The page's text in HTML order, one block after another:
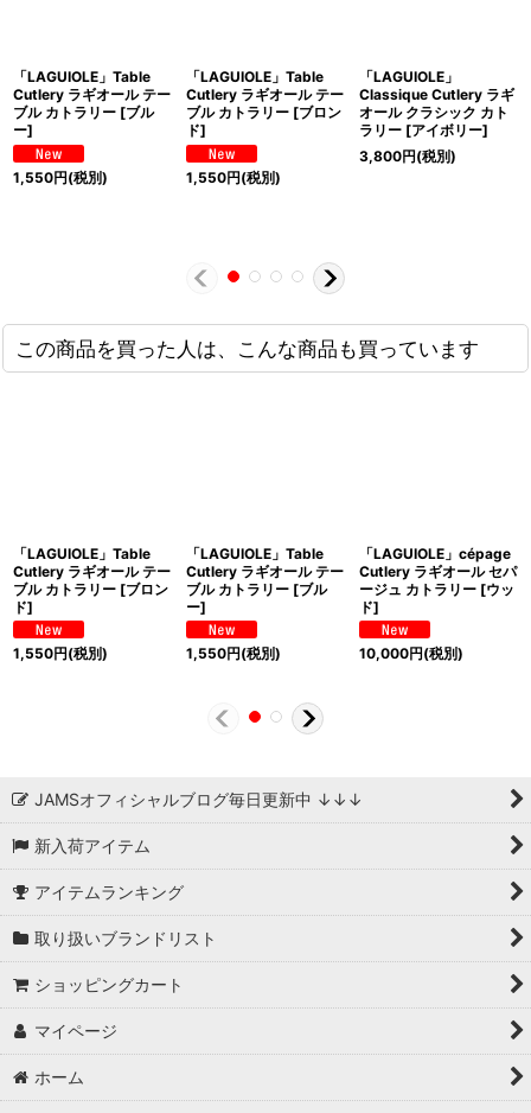
「LAGUIOLE」Table
Cutlery ラギオール テー
ブル カトラリー [ブル
ー]
1,550円(税別)
「LAGUIOLE」Table
Cutlery ラギオール テー
ブル カトラリー [ブロン
ド]
1,550円(税別)
「LAGUIOLE」
Classique Cutlery ラギ
オール クラシック カト
ラリー [アイボリー]
3,800円(税別)
この商品を買った人は、こんな商品も買っています
「LAGUIOLE」Table
Cutlery ラギオール テー
ブル カトラリー [ブロン
ド]
1,550円(税別)
「LAGUIOLE」Table
Cutlery ラギオール テー
ブル カトラリー [ブル
ー]
1,550円(税別)
「LAGUIOLE」cépage
Cutlery ラギオール セパ
ージュ カトラリー [ウッ
ド]
10,000円(税別)
JAMSオフィシャルブログ毎日更新中 ↓↓↓
新入荷アイテム
アイテムランキング
取り扱いブランドリスト
ショッピングカート
マイページ
ホーム